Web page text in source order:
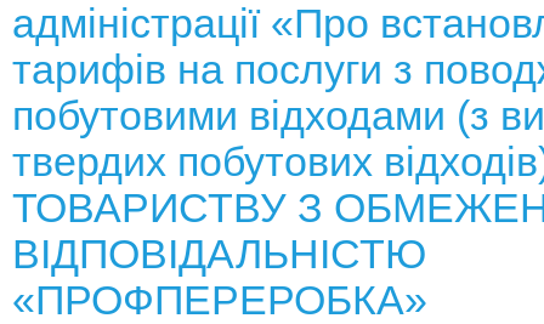
адміністрації «Про
тарифів на послуги з
побутовими відходами (з
твердих побутових
ТОВАРИСТВУ З
ВІДПОВІДАЛЬНІСТЮ
«ПРОФПЕРЕРОБКА»